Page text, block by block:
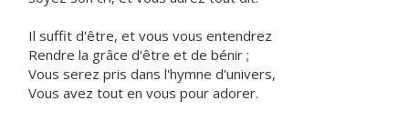
Il suffit d'être, et vous vous entendrez
Rendre la grâce d'être et de bénir ;
Vous serez pris dans l'hymne d'univers,
Vous avez tout en vous pour adorer.